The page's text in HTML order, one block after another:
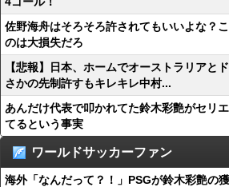
佐野海舟はそろそろ許されてもいいよな？
のは大損失だろ
【悲報】日本、ホームでオーストラリアと
さかの先制許すもキレキレ中村...
あんだけ代表で叩かれてた鈴木彩艶がセリ
てるという事実
ワールドサッカーファン
海外「なんだって？！」PSGが鈴木彩艶の